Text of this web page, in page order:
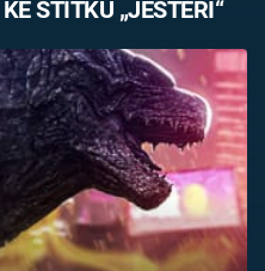
ŠTÍTKU „JEŠTĚŘI“